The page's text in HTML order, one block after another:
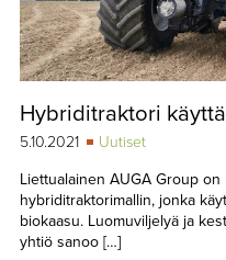
Hybriditraktori
5.10.2021
Uutiset
Liettualainen AUGA Group
hybriditraktorimallin, jonka
biokaasu. Luomuviljelyä ja
yhtiö sanoo […]